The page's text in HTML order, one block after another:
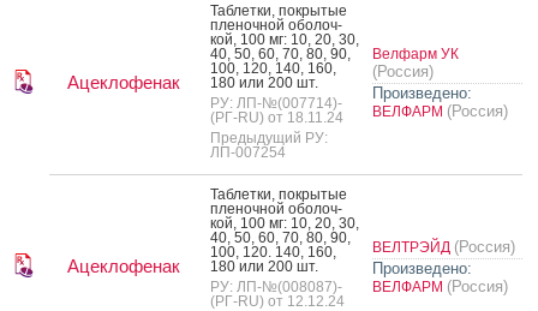
Ацеклофенак
Таб­летки, пок­ры­тые
пле­ноч­ной обо­лоч­
кой, 100 мг: 10, 20, 30,
40, 50, 60, 70, 80, 90,
100, 120, 140, 160,
180 или 200 шт.
РУ: ЛП-№(007714)-
(РГ-RU) от 18.11.24
Предыдущий РУ:
ЛП-007254
Велфарм УК
(Россия)
Произведено:
ВЕЛФАРМ (Россия)
Ацеклофенак
Таб­летки, пок­ры­тые
пле­ноч­ной обо­лоч­
кой, 100 мг: 10, 20, 30,
40, 50, 60, 70, 80, 90,
100, 120. 140, 160,
180 или 200 шт.
РУ: ЛП-№(008087)-
(РГ-RU) от 12.12.24
ВЕЛТРЭЙД (Россия)
Произведено:
ВЕЛФАРМ (Россия)